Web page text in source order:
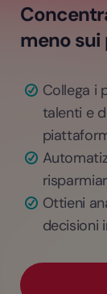
meno sui
Collega i
talenti e
Ottieni
decisioni